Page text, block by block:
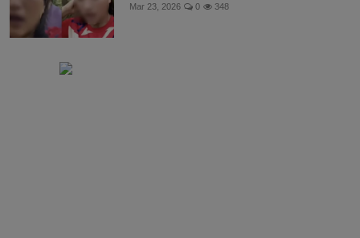
Mar 23, 2026 0 348